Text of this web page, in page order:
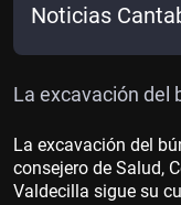
Noticias
La excavación del
La excavación del
consejero de Salud,
Valdecilla sigue su